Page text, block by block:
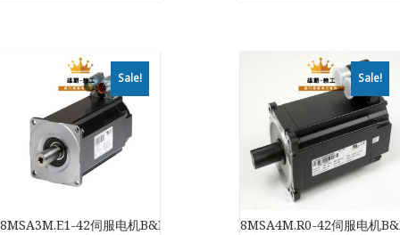
Sale!
8MSA3M.E1-42伺服电机B&R
Sale!
8MSA4M.R0-42伺服电机